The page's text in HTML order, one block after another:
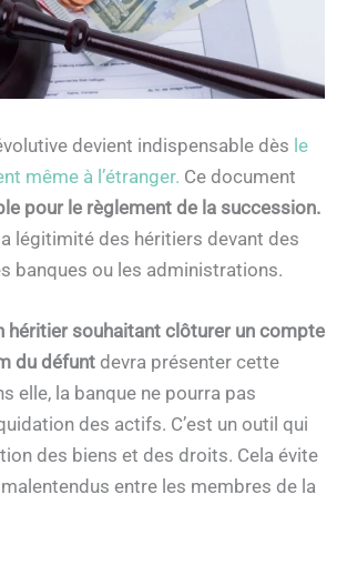
devient indispensable dès le
même à l’étranger. Ce document
pour le règlement de la succession.
légitimité des héritiers devant des
banques ou les administrations.
héritier souhaitant clôturer un compte
du défunt devra présenter cette
elle, la banque ne pourra pas
des actifs. C’est un outil qui
des biens et des droits. Cela évite
entre les membres de la